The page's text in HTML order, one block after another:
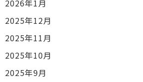
2026年1月
2025年12月
2025年11月
2025年10月
2025年9月